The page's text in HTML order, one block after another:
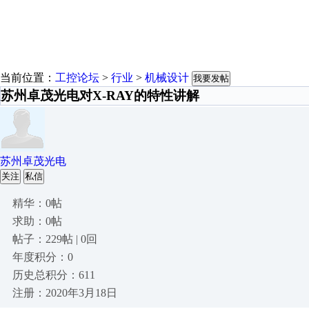
当前位置： 工控论坛 > 行业 > 机械设计 我要发帖
苏州卓茂光电对X-RAY的特性讲解
苏州卓茂光电
关注 私信
精华：0帖
求助：0帖
帖子：229帖 | 0回
年度积分：0
历史总积分：611
注册：2020年3月18日